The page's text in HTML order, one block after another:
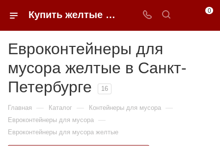
Купить желтые евроконтейнеры для мусора в Санкт-Петербурге недорого | 0FFER 0
Евроконтейнеры для
мусора желтые в Санкт-
Петербурге
16
Главная — Каталог — Контейнеры для мусора —
Евроконтейнеры для мусора —
Евроконтейнеры для мусора желтые